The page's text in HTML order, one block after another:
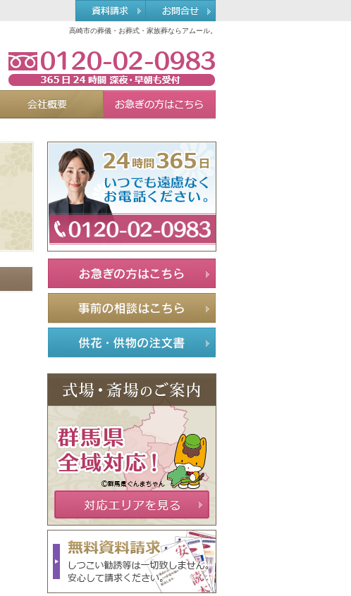
高崎市の葬儀・お葬式・家族葬ならアムール。